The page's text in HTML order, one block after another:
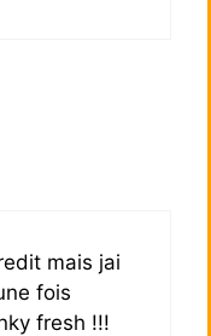
mais jai
fois
fresh !!!